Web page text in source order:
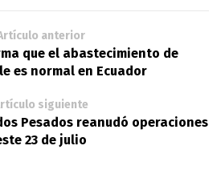
anterior
que el abastecimiento de
es normal en Ecuador
siguiente
Pesados reanudó operaciones
23 de julio